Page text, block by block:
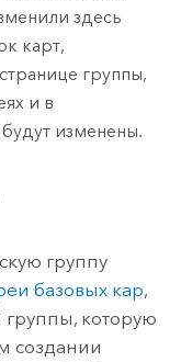
здесь
карт,
группы,
и в
изменены.
группу
базовых кар,
группы, которую
создании